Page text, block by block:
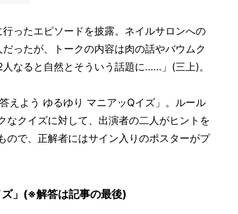
ったエピソードを披露。ネイルサロンへの
ったが、トークの内容は肉の話やバウムク
なると自然とそういう話題に……」(三上)。
えよう ゆるゆり マニアッQイズ」。ルール
なクイズに対して、出演者の二人がヒントを
ので、正解者にはサイン入りのポスターがプ
ズ」(※解答は記事の最後)